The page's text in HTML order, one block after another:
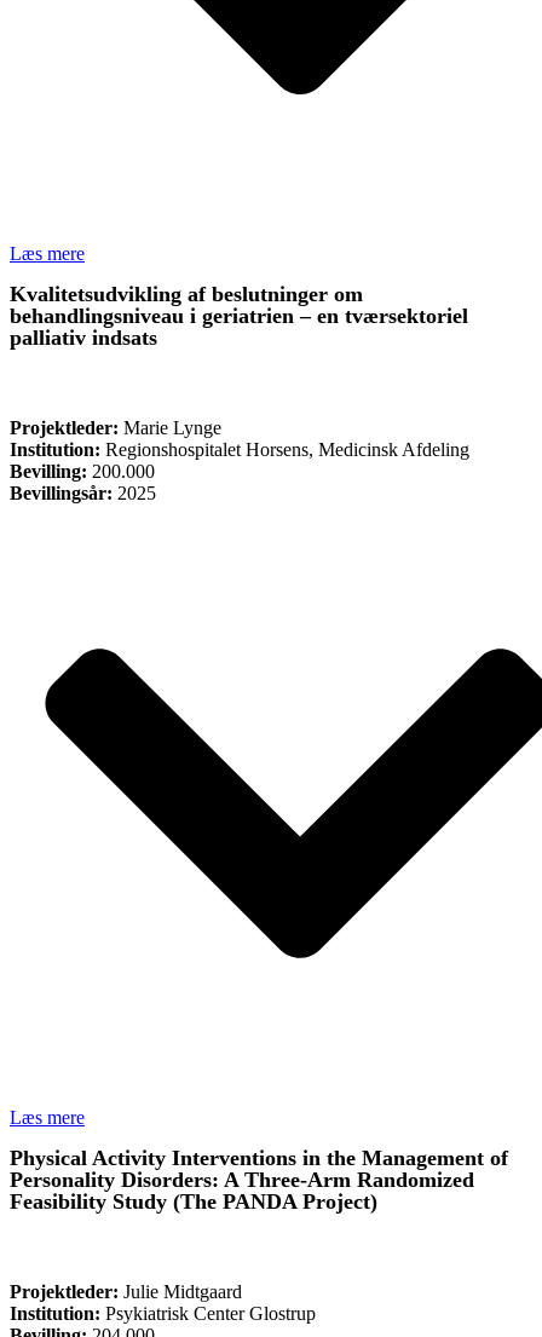
Læs mere
Kvalitetsudvikling af beslutninger om
behandlingsniveau i geriatrien – en tværsektoriel
palliativ indsats
Projektleder: Marie Lynge
Institution: Regionshospitalet Horsens, Medicinsk Afdeling
Bevilling: 200.000
Bevillingsår: 2025
Læs mere
Physical Activity Interventions in the Management of
Personality Disorders: A Three-Arm Randomized
Feasibility Study (The PANDA Project)
Projektleder: Julie Midtgaard
Institution: Psykiatrisk Center Glostrup